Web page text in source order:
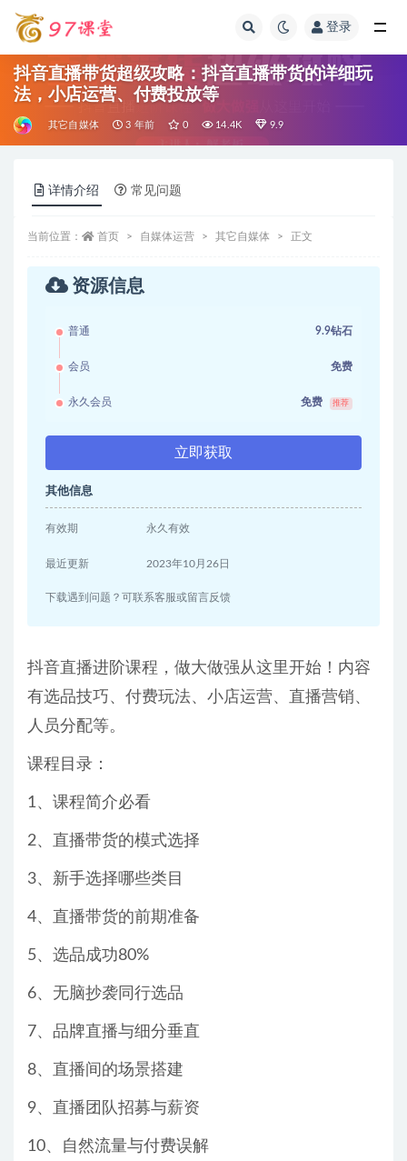
登录
抖音直播带货超级攻略：抖音直播带货的详细玩
法，小店运营、付费投放等
其它自媒体 3 年前 0 14.4K 9.9
详情介绍 常见问题
当前位置： 首页 自媒体运营 其它自媒体 正文
资源信息
普通 9.9钻石
会员 免费
永久会员 免费 推荐
立即获取
其他信息
有效期 永久有效
最近更新 2023年10月26日
下载遇到问题？可联系客服或留言反馈
抖音直播进阶课程，做大做强从这里开始！内容
有选品技巧、付费玩法、小店运营、直播营销、
人员分配等。
课程目录：
1、课程简介必看
2、直播带货的模式选择
3、新手选择哪些类目
4、直播带货的前期准备
5、选品成功80%
6、无脑抄袭同行选品
7、品牌直播与细分垂直
8、直播间的场景搭建
9、直播团队招募与薪资
10、自然流量与付费误解